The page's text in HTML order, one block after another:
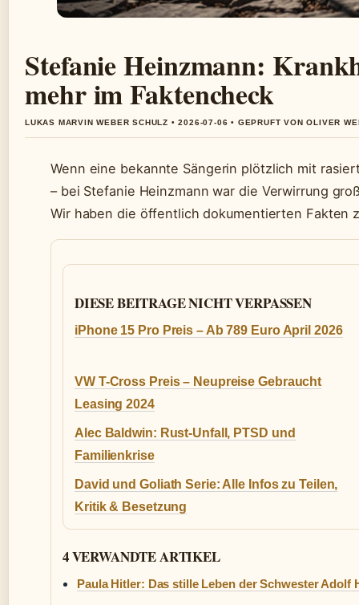
Stefanie Heinzmann:
mehr im Faktencheck
LUKAS MARVIN WEBER SCHULZ • 2026-07-06 • GEPRUFT VON OLIVER
Wenn eine bekannte Sängerin plötzlich mit
– bei Stefanie Heinzmann war die Verwirrung
Wir haben die öffentlich dokumentierten Fakten
DIESE BEITRAGE NICHT VERPASSEN
iPhone 15 Pro Preis – Ab 789 Euro April 2026
VW T-Cross Preis – Neupreise Gebraucht
Leasing 2024
Alec Baldwin: Rust-Unfall, PTSD und
Familienkrise
David und Goliath Serie: Alle Infos zu Teilen,
Kritik & Besetzung
4 VERWANDTE ARTIKEL
Paula Hitler: Das stille Leben der Schwester Adolf